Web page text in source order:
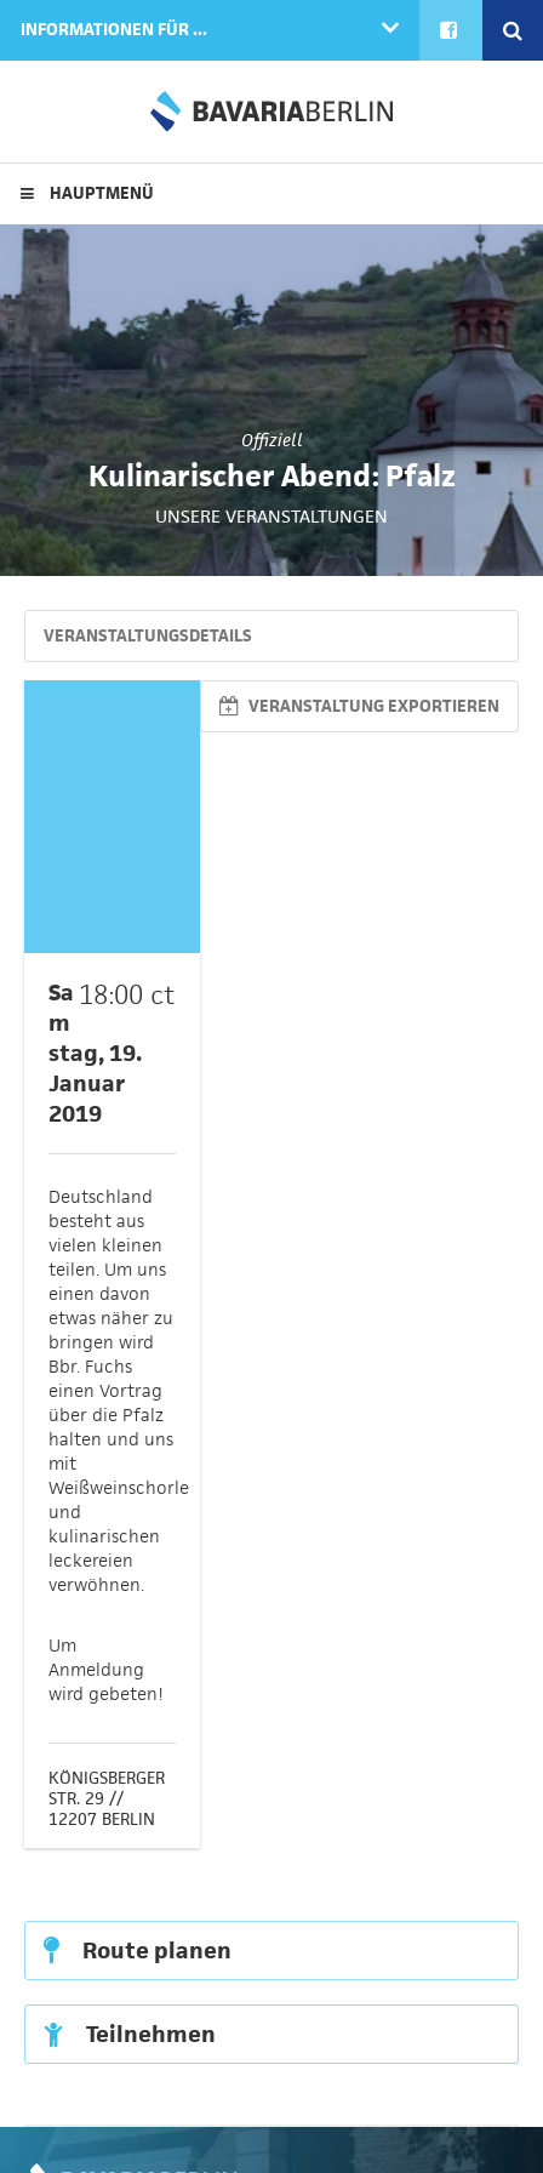
INFORMATIONEN FÜR ... FACEBOOK
HAUPTMENÜ
Offiziell
Kulinarischer Abend: Pfalz
UNSERE VERANSTALTUNGEN
VERANSTALTUNGSDETAILS
VERANSTALTUNG EXPORTIEREN
18:00 ct
Sa
m
stag, 19.
Januar
2019
Deutschland
besteht aus
vielen kleinen
teilen. Um uns
einen davon
etwas näher zu
bringen wird
Bbr. Fuchs
einen Vortrag
über die Pfalz
halten und uns
mit
Weißweinschorle
und
kulinarischen
leckereien
verwöhnen.
Um
Anmeldung
wird gebeten!
KÖNIGSBERGER
STR. 29 //
12207 BERLIN
Route planen
Teilnehmen